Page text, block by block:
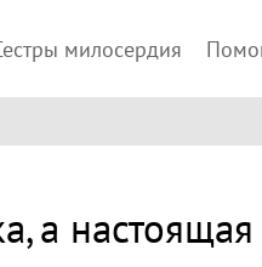
милосердия
а